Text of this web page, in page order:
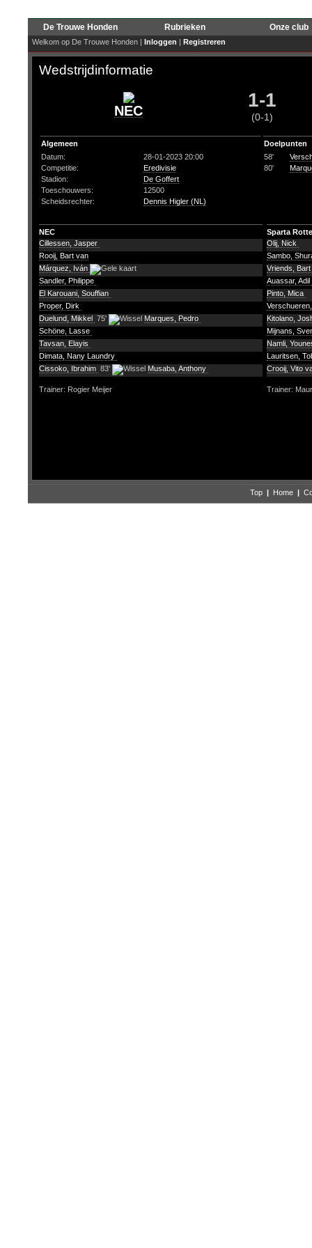
De Trouwe Honden Rubrieken Onze club
Welkom op De Trouwe Honden | Inloggen | Registreren
Wedstrijdinformatie
NEC 1-1
(0-1)
Algemeen
Datum:
28-01-2023 20:00
Competitie:
Eredivisie
Stadion:
De Goffert
Toeschouwers:
12500
Scheidsrechter:
Dennis Higler (NL)
Doelpunten
58'
80'
NEC
Sparta
Cillessen, Jasper
Rooij, Bart van
Márquez, Iván
Sandler, Philippe
El Karouani, Souffian
Proper, Dirk
Duelund, Mikkel 75'
Marques, Pedro
Schöne, Lasse
Tavsan, Elayis
Dimata, Nany Laundry
Cissoko, Ibrahim 83' Musaba, Anthony
Olij, Nick
Sambo,
Vriends, Bart
Auassar, Adil
Pinto, Mica
Kitolano,
Mijnans,
Namli,
Lauritsen,
Crooij, Vito
Trainer: Rogier Meijer Trainer:
Top | Home |